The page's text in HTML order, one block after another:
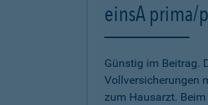
einsA prima/
Günstig im Beitrag.
Vollversicherungen
zum Hausarzt.